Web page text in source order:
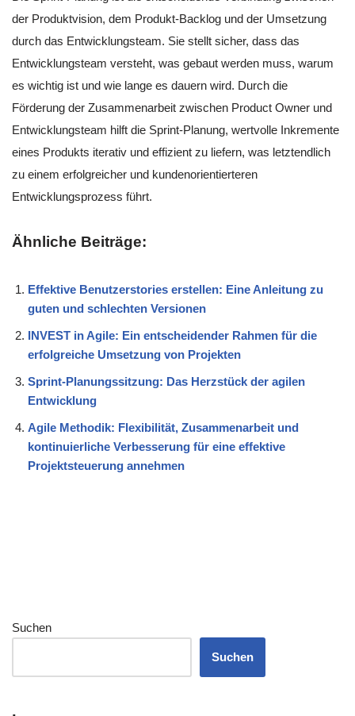
der Produktvision, dem Produkt-Backlog und der Umsetzung
durch das Entwicklungsteam. Sie stellt sicher, dass das
Entwicklungsteam versteht, was gebaut werden muss, warum
es wichtig ist und wie lange es dauern wird. Durch die
Förderung der Zusammenarbeit zwischen Product Owner und
Entwicklungsteam hilft die Sprint-Planung, wertvolle Inkremente
eines Produkts iterativ und effizient zu liefern, was letztendlich
zu einem erfolgreicher und kundenorientierteren
Entwicklungsprozess führt.
Ähnliche Beiträge:
Effektive Benutzerstories erstellen: Eine Anleitung zu
guten und schlechten Versionen
INVEST in Agile: Ein entscheidender Rahmen für die
erfolgreiche Umsetzung von Projekten
Sprint-Planungssitzung: Das Herzstück der agilen
Entwicklung
Agile Methodik: Flexibilität, Zusammenarbeit und
kontinuierliche Verbesserung für eine effektive
Projektsteuerung annehmen
Suchen
Suchen